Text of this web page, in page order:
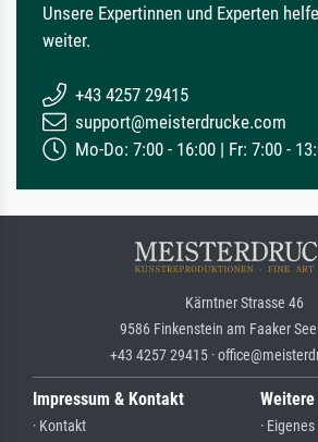
Unsere Expertinnen und Experten
weiter.
+43 4257 29415
support@meisterdrucke.com
Mo-Do: 7:00 - 16:00 | Fr: 7:00 -
Kärntner Strasse 46
9586 Finkenstein am Faaker See
+43 4257 29415 ·
Impressum & Kontakt
· Kontakt
·